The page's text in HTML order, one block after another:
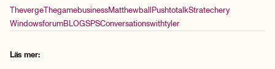
ThevergeThegamebusinessMatthewball PushtotalkStratechery
WindowsforumBLOGSPSConversationswithtyler
Läs mer: